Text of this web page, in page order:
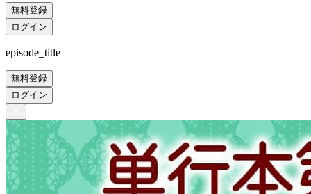
無料登録
ログイン
episode_title
無料登録
ログイン